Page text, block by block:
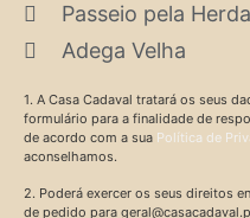
Passeio pela
Adega Velha
1. A Casa Cadaval tratará os seus
formulário para a finalidade de
de acordo com a sua Política de
aconselhamos.
2. Poderá exercer os seus direitos
de pedido para